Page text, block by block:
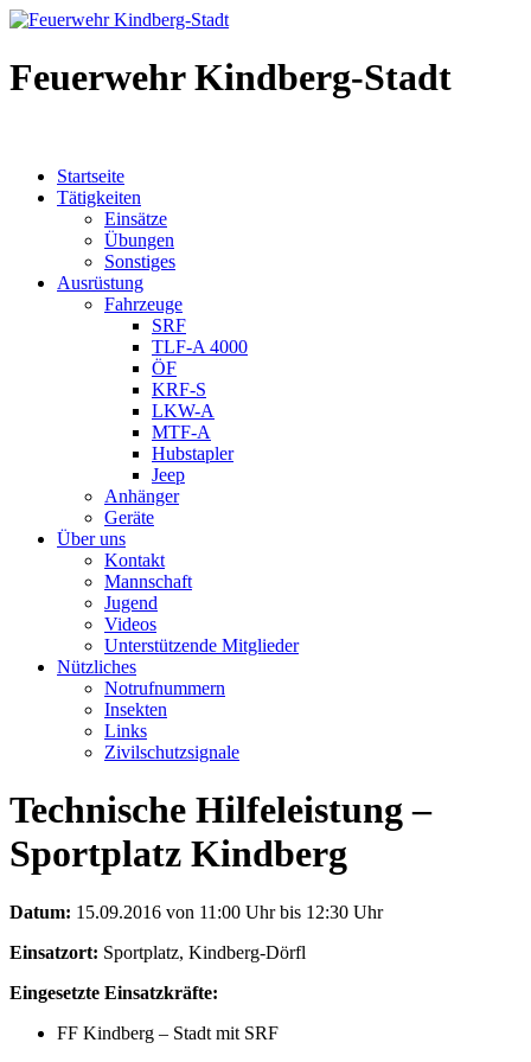
Feuerwehr Kindberg-Stadt
Startseite
Tätigkeiten
Einsätze
Übungen
Sonstiges
Ausrüstung
Fahrzeuge
SRF
TLF-A 4000
ÖF
KRF-S
LKW-A
MTF-A
Hubstapler
Jeep
Anhänger
Geräte
Über uns
Kontakt
Mannschaft
Jugend
Videos
Unterstützende Mitglieder
Nützliches
Notrufnummern
Insekten
Links
Zivilschutzsignale
Technische Hilfeleistung –
Sportplatz Kindberg
Datum: 15.09.2016 von 11:00 Uhr bis 12:30 Uhr
Einsatzort: Sportplatz, Kindberg-Dörfl
Eingesetzte Einsatzkräfte:
FF Kindberg – Stadt mit SRF